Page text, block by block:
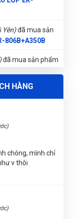
Yên)đã mua sản
806B+A350B
đã mua sản phẩm
đã mua sản
806B+A350B
806B+A350B
Bình)
đã mua
ER-806B+A350B
Ngãi)
HÀNG
chóng, mình chỉ
v thôi